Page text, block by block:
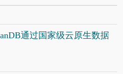
通过国家级云原生数据